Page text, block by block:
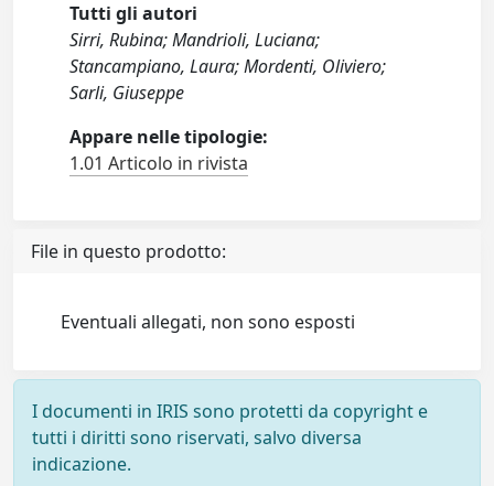
Tutti gli autori
Sirri, Rubina; Mandrioli, Luciana;
Stancampiano, Laura; Mordenti, Oliviero;
Sarli, Giuseppe
Appare nelle tipologie:
1.01 Articolo in rivista
File in questo prodotto:
Eventuali allegati, non sono esposti
I documenti in IRIS sono protetti da copyright e
tutti i diritti sono riservati, salvo diversa
indicazione.